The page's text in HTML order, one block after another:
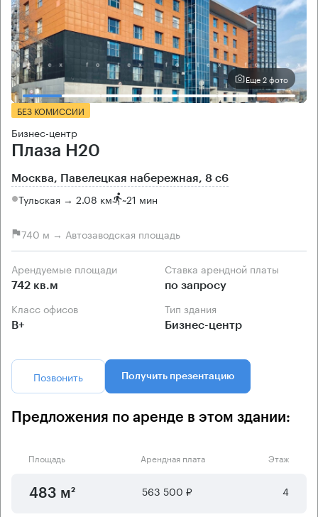
Еще 2 фото
БЕЗ КОМИССИИ
Бизнес-центр
Плаза H20
Москва, Павелецкая набережная, 8 с6
Тульская → 2.08 км ~21 мин
740 м → Автозаводская площадь
Арендуемые площади
742 кв.м
Ставка арендной платы
по запросу
Класс офисов
B+
Тип здания
Бизнес-центр
Позвонить Получить презентацию
Предложения по аренде в этом здании:
Площадь Арендная плата Этаж
483 м² 563 500 ₽ 4